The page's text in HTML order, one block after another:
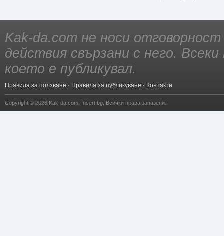
Kak-da.com не носи
действия свързани с него.
което е публикувал.
Правила за ползване · Правила за публикуване · Контакти
Copyright © 2026 Kak-da.com Insert.bg . Всички права запазени.